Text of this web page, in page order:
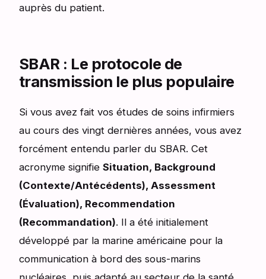
auprès du patient.
SBAR : Le protocole de
transmission le plus populaire
Si vous avez fait vos études de soins infirmiers
au cours des vingt dernières années, vous avez
forcément entendu parler du SBAR. Cet
acronyme signifie Situation, Background
(Contexte/Antécédents), Assessment
(Évaluation), Recommendation
(Recommandation). Il a été initialement
développé par la marine américaine pour la
communication à bord des sous-marins